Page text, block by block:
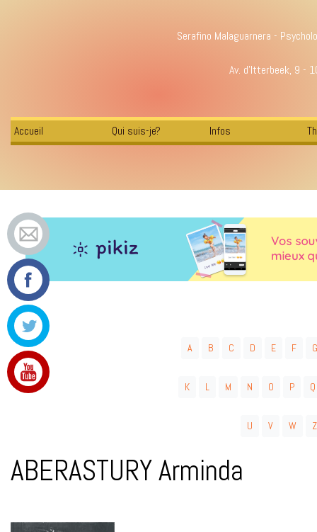
Serafino Malaguarnera -
Av. d'Itterbeek, 9 -
Accueil Qui suis-je? Infos
A B C D E F G
K L M N O P Q
U V W Z
ABERASTURY Arminda